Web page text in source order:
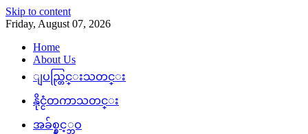
Skip to content
Friday, August 07, 2026
Home
About Us
ျပည္တြင္းသတင္း
နိုင္ငံတကာသတင္း
အခ်စ္နွင့္ဘဝ